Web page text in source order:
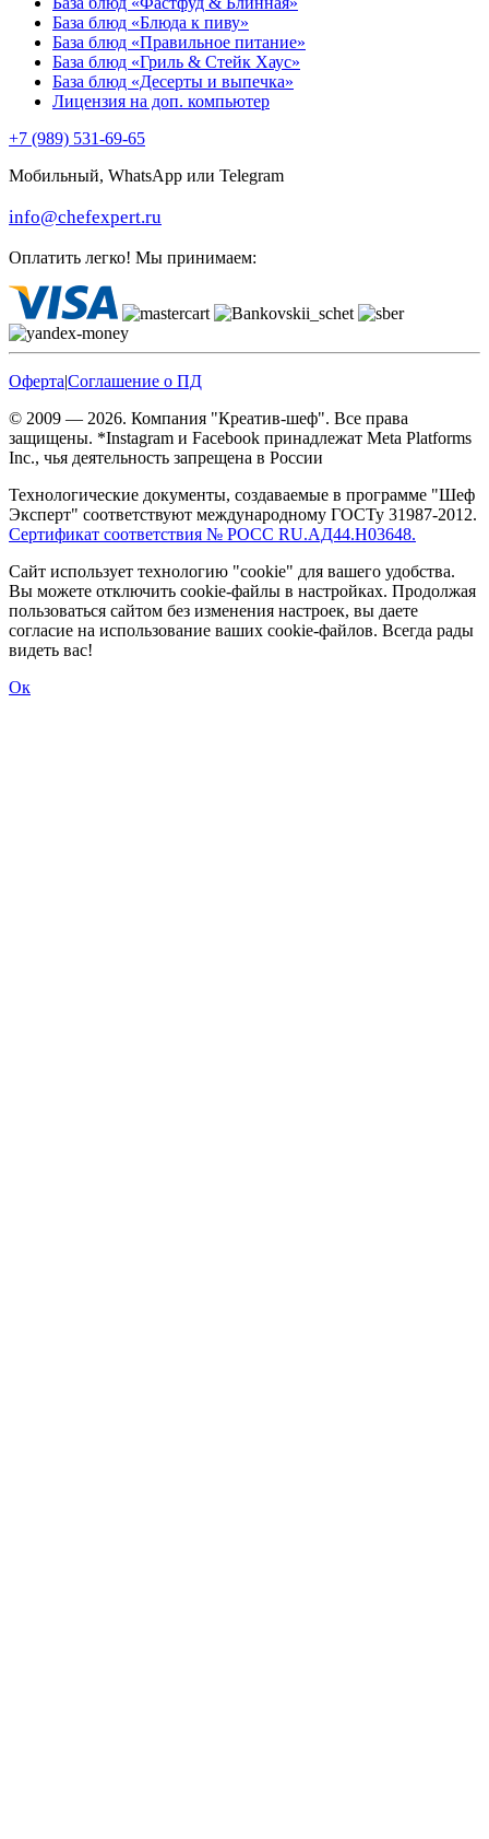
База блюд «Блюда к пиву»
База блюд «Правильное питание»
База блюд «Гриль & Стейк Хаус»
База блюд «Десерты и выпечка»
Лицензия на доп. компьютер
+7 (989) 531-69-65
Мобильный, WhatsApp или Telegram
info@chefexpert.ru
Оплатить легко! Мы принимаем:
Оферта|Соглашение о ПД
© 2009 — 2026. Компания "Креатив-шеф". Все права
защищены. *Instagram и Facebook принадлежат Meta Platforms
Inc., чья деятельность запрещена в России
Технологические документы, создаваемые в программе "Шеф
Эксперт" соответствуют международному ГОСТу 31987-2012.
Сертификат соответствия № РОСС RU.АД44.Н03648.
Сайт использует технологию "cookie" для вашего удобства.
Вы можете отключить cookie-файлы в настройках. Продолжая
пользоваться сайтом без изменения настроек, вы даете
согласие на использование ваших cookie-файлов. Всегда рады
видеть вас!
Ок